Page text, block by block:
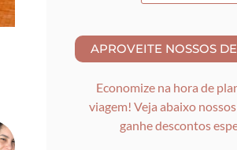
Economize na hora de
viagem! Veja abaixo
ganhe descontos